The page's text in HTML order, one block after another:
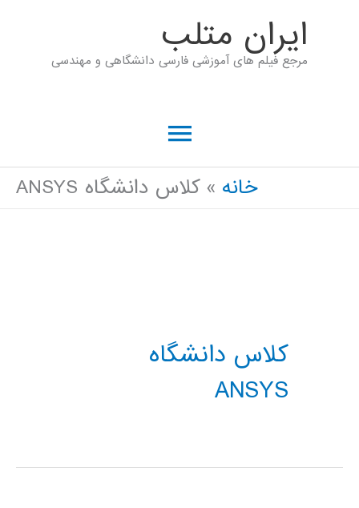
ايران متلب
مرجع فیلم های آموزشی فارسی دانشگاهی و مهندسی
فهرست
اصلی
خانه کلاس دانشگاه ANSYS
کلاس دانشگاه
ANSYS